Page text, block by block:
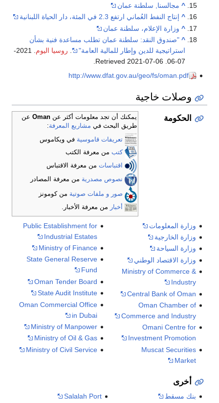
^ مجالسنا, سلطنة عمان
^ إنتاج النفط العُماني ارتفع 2.3 في المئة، دار الحياة اللبنانية
^ وزارة الإعلام، سلطنة عمان
^ "صندوق النقد: سلطنة عمان تطلب مساعدة فنية بشأن
استراتيجية للدين وإطار للمالية العامة"
روسيا اليوم
. 2021-
07-06
. Retrieved
2021-07-06
http://www.dfat.gov.au/geo/fs/oman.pdf
وصلات خاجية
يمكنك أن تجد معلومات أكثر عنOman عن
طريق البحث في مشاريع المعرفة:
تعريفات قاموسية في ويكاموس
كتب من معرفة الكتب
اقتباسات من معرفة الاقتباس
نصوص مصدرية من معرفة المصادر
صور و ملفات صوتية من كومونز
أخبار
من معرفة الأخبار.
الحكومة
وزارة المعلومات
وزارة الخارجية
وزارة السياحة
وزارة الاقتصاد الوطني
Ministry of Commerce &
Industry
Central Bank of Oman
Oman Chamber of
Commerce and Industry
Omani Centre for
Investment Promotion
Muscat Securities
Market
Public Establishment for
Industrial Estates
Ministry of Finance
State General Reserve
Fund
Oman Tender Board
State Audit Institute
Oman Commercial Office
in Dubai
Ministry of Manpower
Ministry of Oil & Gas
Ministry of Civil Service
أخرى
بنك مسقط
Salalah Port